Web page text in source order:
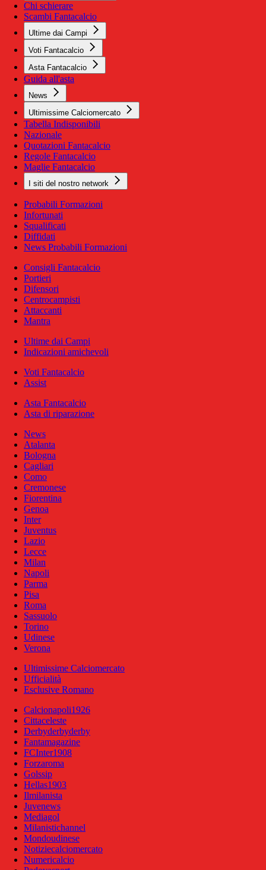
Chi schierare
Scambi Fantacalcio
Ultime dai Campi
Voti Fantacalcio
Asta Fantacalcio
Guida all'asta
News
Ultimissime Calciomercato
Tabella Indisponibili
Nazionale
Quotazioni Fantacalcio
Regole Fantacalcio
Maglie Fantacalcio
I siti del nostro network
Probabili Formazioni
Infortunati
Squalificati
Diffidati
News Probabili Formazioni
Consigli Fantacalcio
Portieri
Difensori
Centrocampisti
Attaccanti
Mantra
Ultime dai Campi
Indicazioni amichevoli
Voti Fantacalcio
Assist
Asta Fantacalcio
Asta di riparazione
News
Atalanta
Bologna
Cagliari
Como
Cremonese
Fiorentina
Genoa
Inter
Juventus
Lazio
Lecce
Milan
Napoli
Parma
Pisa
Roma
Sassuolo
Torino
Udinese
Verona
Ultimissime Calciomercato
Ufficialità
Esclusive Romano
Calcionapoli1926
Cittaceleste
Derbyderbyderby
Fantamagazine
FCInter1908
Forzaroma
Golssip
Hellas1903
Ilmilanista
Juvenews
Mediagol
Milanistichannel
Mondoudinese
Notiziecalciomercato
Numericalcio